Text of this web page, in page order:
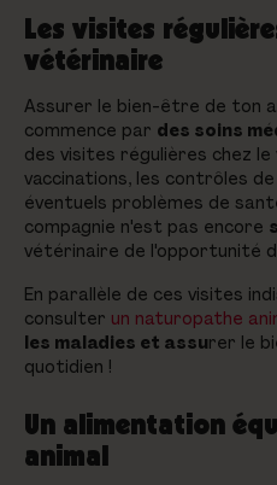
Les visites
vétérinaire
Assurer le bien-être de ton
commence par des soins
des visites régulières chez
vaccinations, les contrôles
éventuels problèmes de
compagnie n'est pas encore
vétérinaire de l'opportunité
En parallèle de ces visites
consulter un naturopathe
les maladies et assurer le
quotidien !
Un alimentation
animal